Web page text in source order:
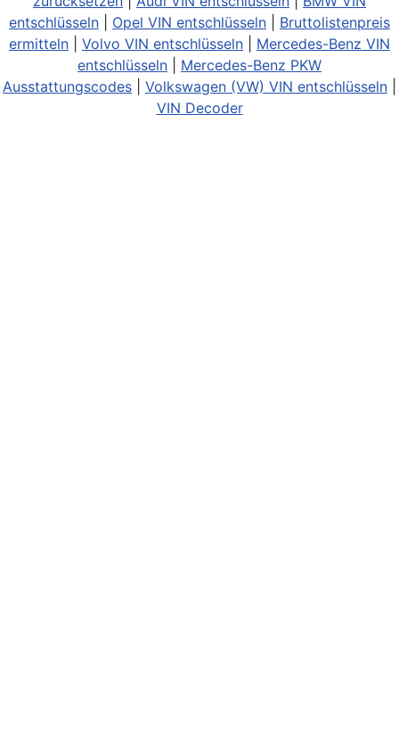
entschlüsseln
Opel VIN entschlüsseln
Bruttolistenpreis
ermitteln
Volvo VIN entschlüsseln
Mercedes-Benz VIN
entschlüsseln
Mercedes-Benz PKW
Ausstattungscodes
Volkswagen (VW) VIN entschlüsseln
VIN Decoder